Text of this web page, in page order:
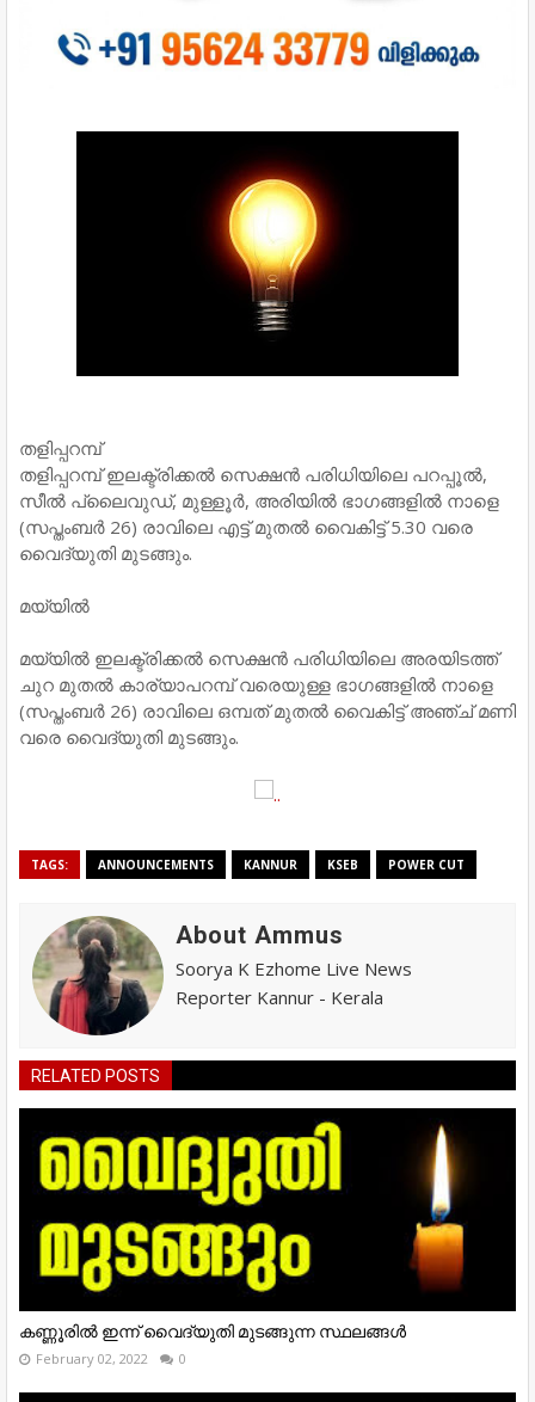
തളിപ്പറമ്പ്
തളിപ്പറമ്പ് ഇലക്ട്രിക്കല്‍ സെക്ഷന്‍ പരിധിയിലെ പറപ്പൂല്‍,
സീല്‍ പ്ലൈവുഡ്, മുള്ളൂര്‍, അരിയില്‍ ഭാഗങ്ങളില്‍ നാളെ
(സപ്തംബര്‍ 26) രാവിലെ എട്ട് മുതല്‍ വൈകിട്ട് 5.30 വരെ
വൈദ്യുതി മുടങ്ങും.
മയ്യില്‍
മയ്യില്‍ ഇലക്ട്രിക്കല്‍ സെക്ഷന്‍ പരിധിയിലെ അരയിടത്ത്
ചുറ മുതല്‍ കാര്യാപറമ്പ് വരെയുള്ള ഭാഗങ്ങളില്‍ നാളെ
(സപ്തംബര്‍ 26) രാവിലെ ഒമ്പത് മുതല്‍ വൈകിട്ട് അഞ്ച് മണി
വരെ വൈദ്യുതി മുടങ്ങും.
TAGS: ANNOUNCEMENTS KANNUR KSEB POWER CUT
About Ammus
Soorya K Ezhome Live News
Reporter Kannur - Kerala
RELATED POSTS
കണ്ണൂരിൽ ഇന്ന് വൈദ്യുതി മുടങ്ങുന്ന സ്ഥലങ്ങൾ
February 02, 2022 0